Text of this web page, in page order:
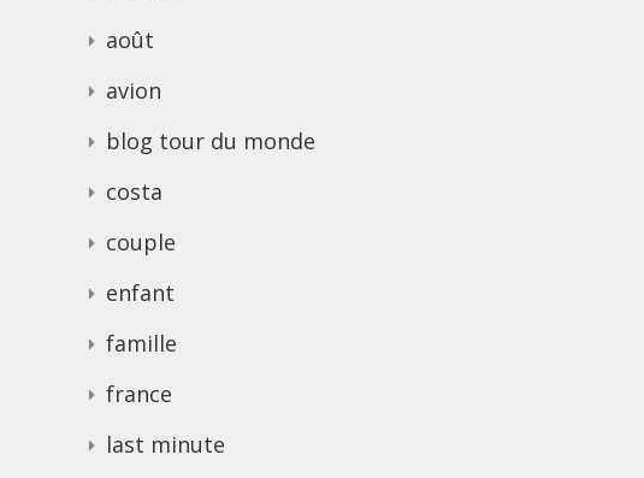
août
avion
blog tour du monde
costa
couple
enfant
famille
france
last minute